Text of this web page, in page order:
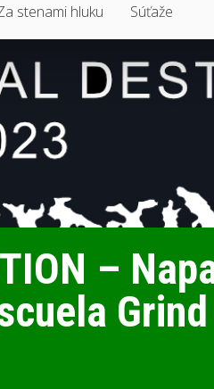
stenami hluku Súťaže
–